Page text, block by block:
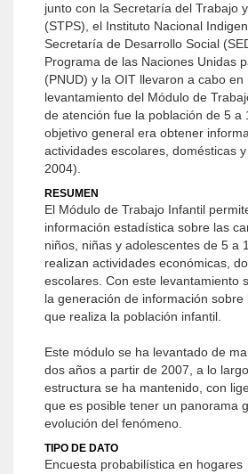
junto con la Secretaría del Trabajo
(STPS), el Instituto Nacional
Secretaría de Desarrollo Social
Programa de las Naciones Unidas
(PNUD) y la OIT llevaron a cabo
levantamiento del Módulo de
de atención fue la población de 5 a
objetivo general era obtener
actividades escolares, domésticas y
2004).
RESUMEN
El Módulo de Trabajo Infantil
información estadística sobre las
niños, niñas y adolescentes de 5 a
realizan actividades económicas,
escolares. Con este levantamiento
la generación de información sobre
que realiza la población infantil.
Este módulo se ha levantado de
dos años a partir de 2007, a lo
estructura se ha mantenido, con
que es posible tener un panorama
evolución del fenómeno.
TIPO DE DATO
Encuesta probabilística en hogares